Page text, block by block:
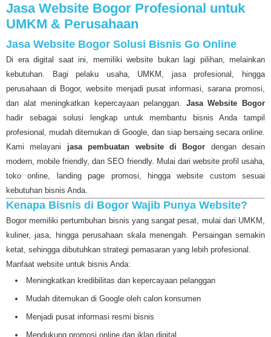
Jasa Website Bogor Profesional untuk
UMKM & Perusahaan
Jasa Website Bogor Solusi Bisnis Go Online
Di era digital saat ini, memiliki website bukan lagi pilihan, melainkan
kebutuhan. Bagi pelaku usaha, UMKM, jasa profesional, hingga
perusahaan di Bogor, website menjadi pusat informasi, sarana promosi,
dan alat meningkatkan kepercayaan pelanggan. Jasa Website Bogor
hadir sebagai solusi lengkap untuk membantu bisnis Anda tampil
profesional, mudah ditemukan di Google, dan siap bersaing secara online.
Kami melayani jasa pembuatan website di Bogor dengan desain
modern, mobile friendly, dan SEO friendly. Mulai dari website profil usaha,
toko online, landing page promosi, hingga website custom sesuai
kebutuhan bisnis Anda.
Kenapa Bisnis di Bogor Wajib Punya Website?
Bogor memiliki pertumbuhan bisnis yang sangat pesat, mulai dari UMKM,
kuliner, jasa, hingga perusahaan skala menengah. Persaingan semakin
ketat, sehingga dibutuhkan strategi pemasaran yang lebih profesional.
Manfaat website untuk bisnis Anda:
Meningkatkan kredibilitas dan kepercayaan pelanggan
Mudah ditemukan di Google oleh calon konsumen
Menjadi pusat informasi resmi bisnis
Mendukung promosi online dan iklan digital